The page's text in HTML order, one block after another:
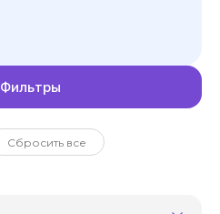
Фильтры
Сбросить все